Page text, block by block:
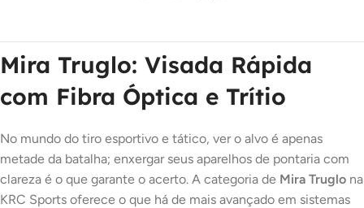
Mira Truglo: Visada Rápida
com Fibra Óptica e Trítio
No mundo do tiro esportivo e tático, ver o alvo é apenas
metade da batalha; enxergar seus aparelhos de pontaria com
clareza é o que garante o acerto. A categoria de Mira Truglo na
KRC Sports oferece o que há de mais avançado em sistemas